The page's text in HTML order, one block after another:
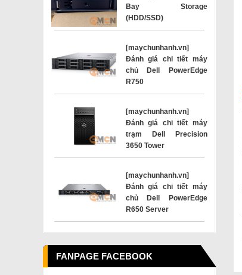
Bay Storage
(HDD/SSD)
[maychunhanh.vn]
Đánh giá chi tiết máy
chủ Dell PowerEdge
R750
[maychunhanh.vn]
Đánh giá chi tiết máy
trạm Dell Precision
3650 Tower
[maychunhanh.vn]
Đánh giá chi tiết máy
chủ Dell PowerEdge
R650 Server
FANPAGE FACEBOOK